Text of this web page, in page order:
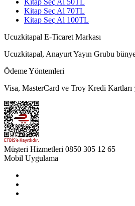
Kitap Seç Al 70TL
Kitap Seç Al 100TL
Ucuzkitapal E-Ticaret Markası
Ucuzkitapal, Anayurt Yayın Grubu
Ödeme Yöntemleri
Visa, MasterCard ve Troy Kredi
Müşteri Hizmetleri 0850 305 12 65
Mobil Uygulama